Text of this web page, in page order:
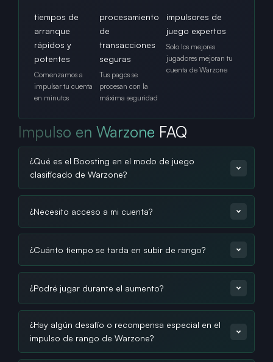
tiempos de
arranque
rápidos y
potentes
Comenzamos a
impulsar tu cuenta
en minutos
procesamiento
de
transacciones
seguras
Tus pagos se
procesan con la
máxima seguridad
impulsores de
juego expertos
Solo los mejores
jugadores mejoran tu
cuenta de Warzone
Impulso en Warzone FAQ
¿Qué es el Boosting en el modo de juego
clasificado de Warzone?
¿Necesito acceso a mi cuenta?
¿Cuánto tiempo se tarda en subir de rango?
¿Podré jugar durante el aumento?
¿Hay algún desafío o recompensa especial en el
impulso de rango de Warzone?